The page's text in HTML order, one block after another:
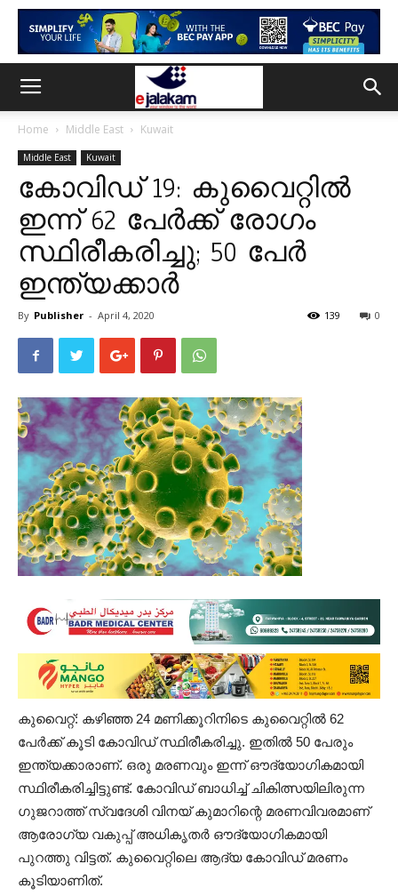
Home Middle East Kuwait
Middle East Kuwait
കോവിഡ് 19: കുവൈറ്റിൽ
ഇന്ന് 62 പേർക്ക് രോഗം
സ്ഥിരീകരിച്ചു; 50 പേർ
ഇന്ത്യക്കാർ
By Publisher - April 4, 2020 0
139
കുവൈറ്റ്: കഴിഞ്ഞ 24 മണിക്കൂറിനിടെ കുവൈറ്റിൽ 62
പേർക്ക് കൂടി കോവിഡ് സ്ഥിരീകരിച്ചു. ഇതിൽ 50 പേരും
ഇന്ത്യക്കാരാണ്. ഒരു മരണവും ഇന്ന് ഔദ്യോഗികമായി
സ്ഥിരീകരിച്ചിട്ടുണ്ട്. കോവിഡ് ബാധിച്ച് ചികിത്സയിലിരുന്ന
ഗുജറാത്ത് സ്വദേശി വിനയ് കുമാറിന്റെ മരണവിവരമാണ്
ആരോഗ്യ വകുപ്പ് അധികൃതർ ഔദ്യോഗികമായി
പുറത്തു വിട്ടത്. കുവൈറ്റിലെ ആദ്യ കോവിഡ് മരണം
കൂടിയാണിത്.